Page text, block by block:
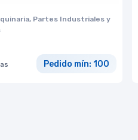
Partes Industriales y
Pedido mín: 100